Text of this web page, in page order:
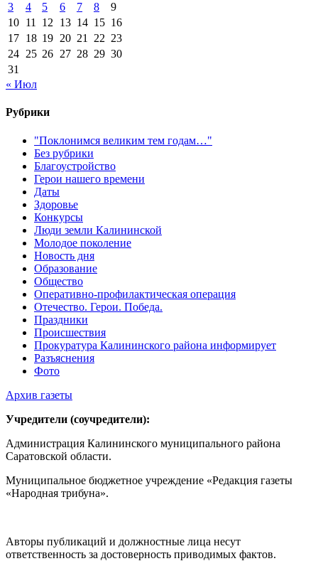
3
4 5 6 7 8
9
10 11 12 13 14 15 16
17 18 19 20 21 22 23
24 25 26 27 28 29 30
31
« Июл
Рубрики
"Поклонимся великим тем годам…"
Без рубрики
Благоустройство
Герои нашего времени
Даты
Здоровье
Конкурсы
Люди земли Калининской
Молодое поколение
Новость дня
Образование
Общество
Оперативно-профилактическая операция
Отечество. Герои. Победа.
Праздники
Происшествия
Прокуратура Калининского района информирует
Разъяснения
Фото
Архив газеты
Учредители (соучредители):
Администрация Калининского муниципального района
Саратовской области.
Муниципальное бюджетное учреждение «Редакция газеты
«Народная трибуна».
Авторы публикаций и должностные лица несут
ответственность за достоверность приводимых фактов.